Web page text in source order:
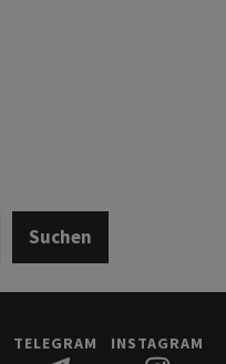
Suchen
TELEGRAM INSTAGRAM